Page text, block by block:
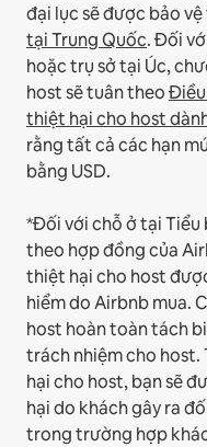
đại lục sẽ được bảo
tại Trung Quốc.Đối
hoặc trụ sở tại Úc,
host sẽ tuân theo
thiệt hại cho host
rằng tất cả các hạn
bằng USD.
*Đối với chỗ ở tại Tiểu
theo hợp đồng của
thiệt hại cho host
hiểm do Airbnb mua.
host hoàn toàn tách
trách nhiệm cho
hại cho host, bạn sẽ
hại do khách gây ra
trong trường hợp